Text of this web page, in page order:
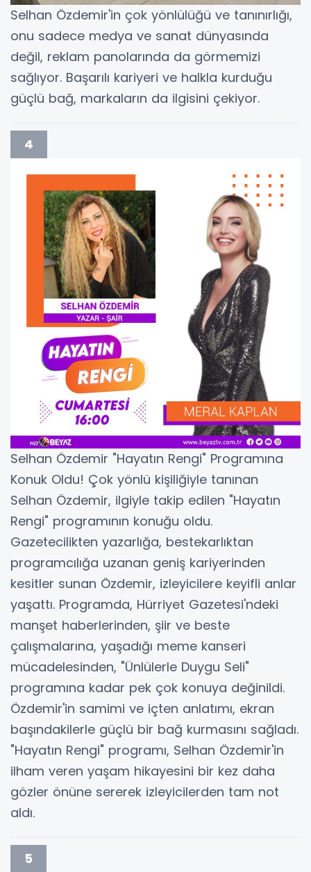
Selhan Özdemir'in çok yönlülüğü ve tanınırlığı,
onu sadece medya ve sanat dünyasında
değil, reklam panolarında da görmemizi
sağlıyor. Başarılı kariyeri ve halkla kurduğu
güçlü bağ, markaların da ilgisini çekiyor.
4
Selhan Özdemir "Hayatın Rengi" Programına
Konuk Oldu! Çok yönlü kişiliğiyle tanınan
Selhan Özdemir, ilgiyle takip edilen "Hayatın
Rengi" programının konuğu oldu.
Gazetecilikten yazarlığa, bestekarlıktan
programcılığa uzanan geniş kariyerinden
kesitler sunan Özdemir, izleyicilere keyifli anlar
yaşattı. Programda, Hürriyet Gazetesi'ndeki
manşet haberlerinden, şiir ve beste
çalışmalarına, yaşadığı meme kanseri
mücadelesinden, "Ünlülerle Duygu Seli"
programına kadar pek çok konuya değinildi.
Özdemir'in samimi ve içten anlatımı, ekran
başındakilerle güçlü bir bağ kurmasını sağladı.
"Hayatın Rengi" programı, Selhan Özdemir'in
ilham veren yaşam hikayesini bir kez daha
gözler önüne sererek izleyicilerden tam not
aldı.
5